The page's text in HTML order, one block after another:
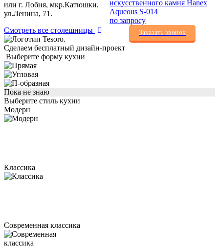
или г. Лобня, мкр.Катюшки,
ул.Ленина, 71.
Смотреть все столешницы
искусственного камня Hanex
Aqueous S-014
по запросу
Заказать звонок
Сделаем бесплатный дизайн-проект
Выберите форму кухни
Пока не знаю
Выберите стиль кухни
Модерн
Классика
Современная классика